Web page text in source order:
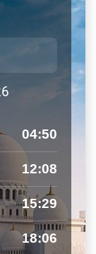
04:50
12:08
15:29
18:06